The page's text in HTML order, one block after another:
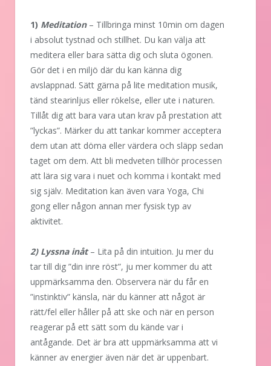
1) Meditation– Tillbringa minst 10min om dagen
i absolut tystnad och stillhet. Du kan välja att
meditera eller bara sätta dig och sluta ögonen.
Gör det i en miljö där du kan känna dig
avslappnad. Sätt gärna på lite meditation musik,
tänd stearinljus eller rökelse, eller ute i naturen.
Tillåt dig att bara vara utan krav på prestation att
”lyckas”. Märker du att tankar kommer acceptera
dem utan att döma eller värdera och släpp sedan
taget om dem. Att bli medveten tillhör processen
att lära sig vara i nuet och komma i kontakt med
sig själv. Meditation kan även vara Yoga, Chi
gong eller någon annan mer fysisk typ av
aktivitet.
2) Lyssna inåt – Lita på din intuition. Ju mer du
tar till dig ”din inre röst”, ju mer kommer du att
uppmärksamma den. Observera när du får en
”instinktiv” känsla, när du känner att något är
rätt/fel eller håller på att ske och när en person
reagerar på ett sätt som du kände var i
antågande. Det är bra att uppmärksamma att vi
känner av energier även när det är uppenbart.